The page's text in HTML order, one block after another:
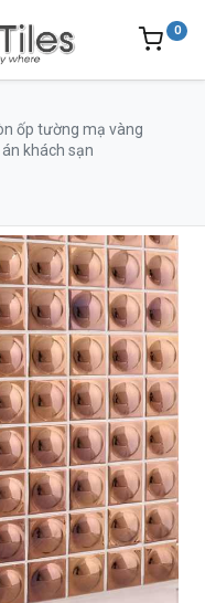
0
ốp tường mạ vàng
khách sạn